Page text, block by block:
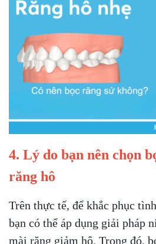
4. Lý do bạn nên chọn
răng hô
Trên thực tế, để khắc phục
bạn có thể áp dụng giải pháp
mài răng giảm hô. Trong đó,